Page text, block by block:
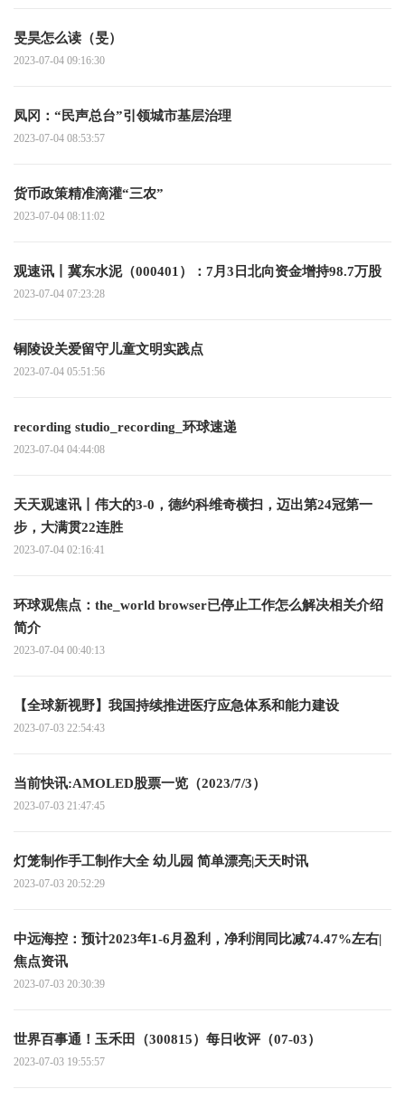
旻昊怎么读（旻）
2023-07-04 09:16:30
凤冈：“民声总台”引领城市基层治理
2023-07-04 08:53:57
货币政策精准滴灌“三农”
2023-07-04 08:11:02
观速讯丨冀东水泥（000401）：7月3日北向资金增持98.7万股
2023-07-04 07:23:28
铜陵设关爱留守儿童文明实践点
2023-07-04 05:51:56
recording studio_recording_环球速递
2023-07-04 04:44:08
天天观速讯丨伟大的3-0，德约科维奇横扫，迈出第24冠第一
步，大满贯22连胜
2023-07-04 02:16:41
环球观焦点：the_world browser已停止工作怎么解决相关介绍
简介
2023-07-04 00:40:13
【全球新视野】我国持续推进医疗应急体系和能力建设
2023-07-03 22:54:43
当前快讯:AMOLED股票一览（2023/7/3）
2023-07-03 21:47:45
灯笼制作手工制作大全 幼儿园 简单漂亮|天天时讯
2023-07-03 20:52:29
中远海控：预计2023年1-6月盈利，净利润同比减74.47%左右|
焦点资讯
2023-07-03 20:30:39
世界百事通！玉禾田（300815）每日收评（07-03）
2023-07-03 19:55:57